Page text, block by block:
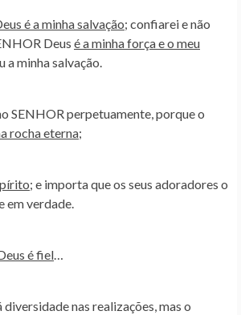
é a minha salvação; confiarei e não
Deus é a minha força e o meu
a minha salvação.
SENHOR perpetuamente, porque o
rocha eterna;
; e importa que os seus adoradores o
em verdade.
é fiel…
diversidade nas realizações, mas o